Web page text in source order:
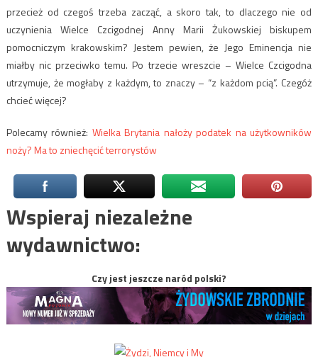
przecież od czegoś trzeba zacząć, a skoro tak, to dlaczego nie od
uczynienia Wielce Czcigodnej Anny Marii Żukowskiej biskupem
pomocniczym krakowskim? Jestem pewien, że Jego Eminencja nie
miałby nic przeciwko temu. Po trzecie wreszcie – Wielce Czcigodna
utrzymuje, że mogłaby z każdym, to znaczy – “z każdom pcią”. Czegóż
chcieć więcej?
Polecamy również: Wielka Brytania nałoży podatek na użytkowników
noży? Ma to zniechęcić terrorystów
Wspieraj niezależne
wydawnictwo:
Czy jest jeszcze naród polski?